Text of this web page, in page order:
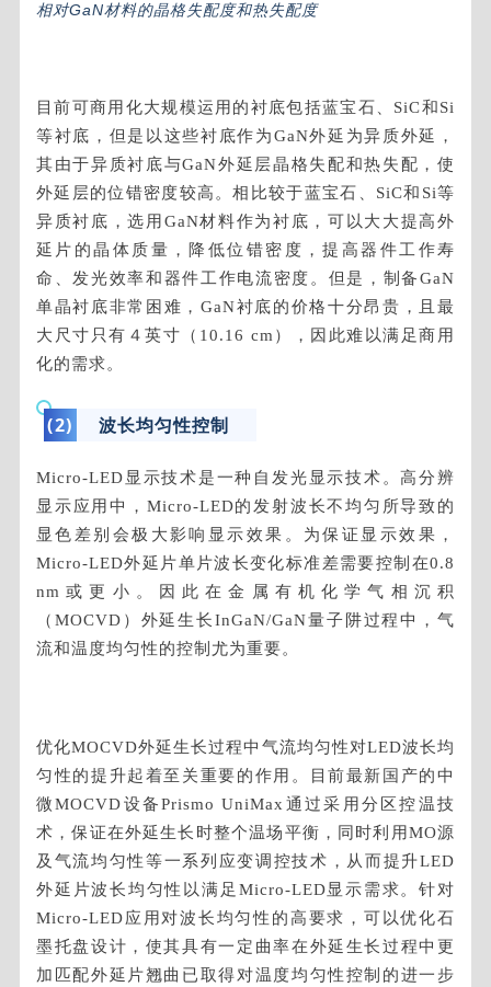
相对GaN材料的晶格失配度和热失配度
目前可商用化大规模运用的衬底包括蓝宝石、SiC和Si
等衬底，但是以这些衬底作为GaN外延为异质外延，
其由于异质衬底与GaN外延层晶格失配和热失配，使
外延层的位错密度较高。相比较于蓝宝石、SiC和Si等
异质衬底，选用GaN材料作为衬底，可以大大提高外
延片的晶体质量，降低位错密度，提高器件工作寿
命、发光效率和器件工作电流密度。但是，制备GaN
单晶衬底非常困难，GaN衬底的价格十分昂贵，且最
大尺寸只有４英寸（10.16 cm），因此难以满足商用
化的需求。
(2) 波长均匀性控制
Micro-LED显示技术是一种自发光显示技术。高分辨
显示应用中，Micro-LED的发射波长不均匀所导致的
显色差别会极大影响显示效果。为保证显示效果，
Micro-LED外延片单片波长变化标准差需要控制在0.8
nm或更小。因此在金属有机化学气相沉积
（MOCVD）外延生长InGaN/GaN量子阱过程中，气
流和温度均匀性的控制尤为重要。
优化MOCVD外延生长过程中气流均匀性对LED波长均
匀性的提升起着至关重要的作用。目前最新国产的中
微MOCVD设备Prismo UniMax通过采用分区控温技
术，保证在外延生长时整个温场平衡，同时利用MO源
及气流均匀性等一系列应变调控技术，从而提升LED
外延片波长均匀性以满足Micro-LED显示需求。针对
Micro-LED应用对波长均匀性的高要求，可以优化石
墨托盘设计，使其具有一定曲率在外延生长过程中更
加匹配外延片翘曲已取得对温度均匀性控制的进一步